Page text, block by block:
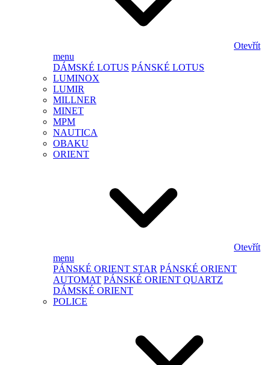
Otevřít
menu
DÁMSKÉ LOTUS PÁNSKÉ LOTUS
LUMINOX
LUMIR
MILLNER
MINET
MPM
NAUTICA
OBAKU
ORIENT
Otevřít
menu
PÁNSKÉ ORIENT STAR PÁNSKÉ ORIENT
AUTOMAT PÁNSKÉ ORIENT QUARTZ
DÁMSKÉ ORIENT
POLICE